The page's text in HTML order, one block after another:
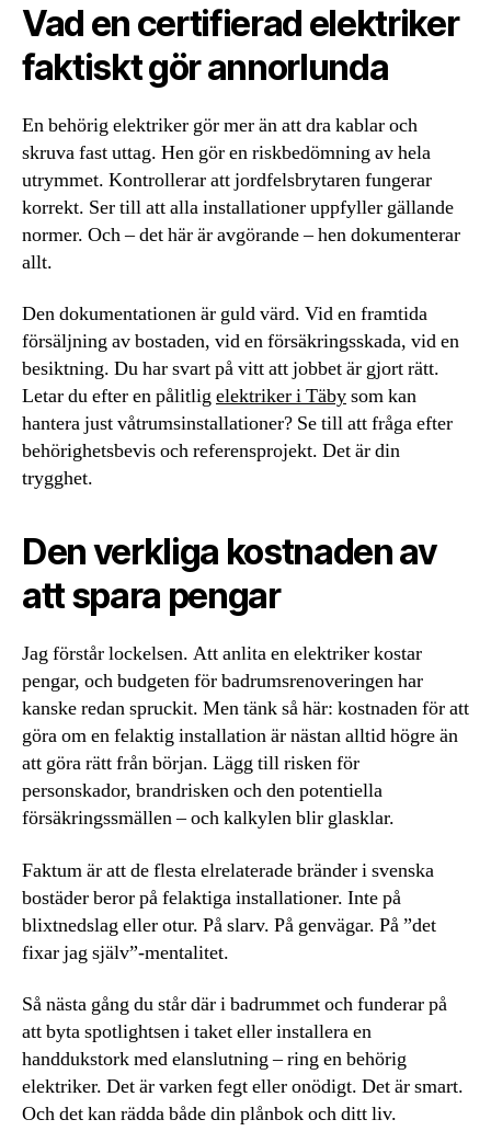
Vad en certifierad elektriker
faktiskt gör annorlunda
En behörig elektriker gör mer än att dra kablar och
skruva fast uttag. Hen gör en riskbedömning av hela
utrymmet. Kontrollerar att jordfelsbrytaren fungerar
korrekt. Ser till att alla installationer uppfyller gällande
normer. Och – det här är avgörande – hen dokumenterar
allt.
Den dokumentationen är guld värd. Vid en framtida
försäljning av bostaden, vid en försäkringsskada, vid en
besiktning. Du har svart på vitt att jobbet är gjort rätt.
Letar du efter en pålitligelektriker i Täbysom kan
hantera just våtrumsinstallationer? Se till att fråga efter
behörighetsbevis och referensprojekt. Det är din
trygghet.
Den verkliga kostnaden av
att spara pengar
Jag förstår lockelsen. Att anlita en elektriker kostar
pengar, och budgeten för badrumsrenoveringen har
kanske redan spruckit. Men tänk så här: kostnaden för att
göra om en felaktig installation är nästan alltid högre än
att göra rätt från början. Lägg till risken för
personskador, brandrisken och den potentiella
försäkringssmällen – och kalkylen blir glasklar.
Faktum är att de flesta elrelaterade bränder i svenska
bostäder beror på felaktiga installationer. Inte på
blixtnedslag eller otur. På slarv. På genvägar. På ”det
fixar jag själv”-mentalitet.
Så nästa gång du står där i badrummet och funderar på
att byta spotlightsen i taket eller installera en
handdukstork med elanslutning – ring en behörig
elektriker. Det är varken fegt eller onödigt. Det är smart.
Och det kan rädda både din plånbok och ditt liv.